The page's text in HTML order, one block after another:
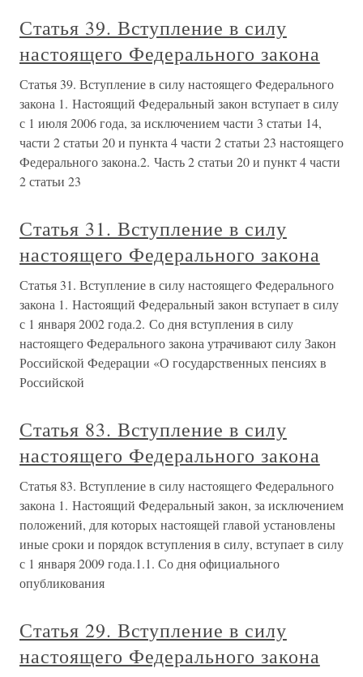
Статья 39. Вступление в силу
настоящего Федерального закона
Статья 39. Вступление в силу настоящего Федерального
закона 1. Настоящий Федеральный закон вступает в силу
с 1 июля 2006 года, за исключением части 3 статьи 14,
части 2 статьи 20 и пункта 4 части 2 статьи 23 настоящего
Федерального закона.2. Часть 2 статьи 20 и пункт 4 части
2 статьи 23
Статья 31. Вступление в силу
настоящего Федерального закона
Статья 31. Вступление в силу настоящего Федерального
закона 1. Настоящий Федеральный закон вступает в силу
с 1 января 2002 года.2. Со дня вступления в силу
настоящего Федерального закона утрачивают силу Закон
Российской Федерации «О государственных пенсиях в
Российской
Статья 83. Вступление в силу
настоящего Федерального закона
Статья 83. Вступление в силу настоящего Федерального
закона 1. Настоящий Федеральный закон, за исключением
положений, для которых настоящей главой установлены
иные сроки и порядок вступления в силу, вступает в силу
с 1 января 2009 года.1.1. Со дня официального
опубликования
Статья 29. Вступление в силу
настоящего Федерального закона